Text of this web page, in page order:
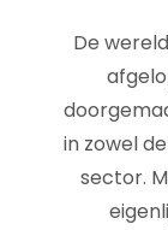
De
in zowel
sector.